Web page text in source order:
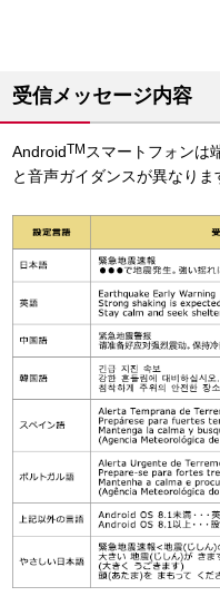
受信メッセージ内容
AndroidTM スマートフォンは
と音声ガイダンスが異なりま